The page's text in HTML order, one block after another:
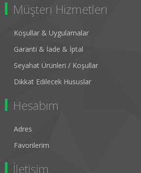
Müşteri Hizmetleri
Koşullar & Uygulamalar
Garanti & İade & İptal
Seyahat Ürünleri / Koşullar
Dikkat Edilecek Hususlar
Hesabım
Adres
Favorilerim
İletişim